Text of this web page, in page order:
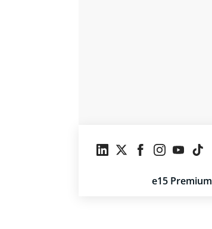
e15 Premium